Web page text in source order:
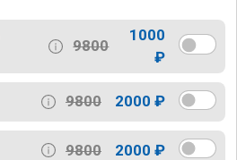
9800
1000
₽
9800 2000 ₽
9800 2000 ₽